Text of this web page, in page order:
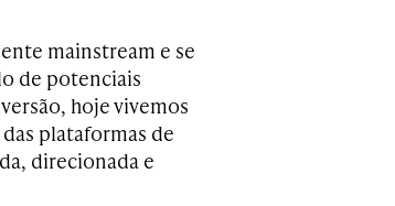
mainstream e se
de potenciais
hoje vivemos
plataformas de
direcionada e